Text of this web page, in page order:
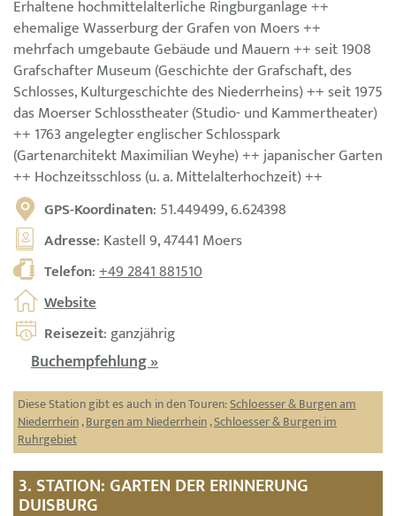
Erhaltene hochmittelalterliche Ringburganlage ++
ehemalige Wasserburg der Grafen von Moers ++
mehrfach umgebaute Gebäude und Mauern ++ seit 1908
Grafschafter Museum (Geschichte der Grafschaft, des
Schlosses, Kulturgeschichte des Niederrheins) ++ seit 1975
das Moerser Schlosstheater (Studio- und Kammertheater)
++ 1763 angelegter englischer Schlosspark
(Gartenarchitekt Maximilian Weyhe) ++ japanischer Garten
++ Hochzeitsschloss (u. a. Mittelalterhochzeit) ++
GPS-Koordinaten: 51.449499, 6.624398
Adresse: Kastell 9, 47441 Moers
Telefon:+49 2841 881510
Website
Reisezeit: ganzjährig
Buchempfehlung »
Diese Station gibt es auch in den Touren:Schloesser & Burgen am
Niederrhein,Burgen am Niederrhein,Schloesser & Burgen im
Ruhrgebiet
3. STATION: GARTEN DER ERINNERUNG
DUISBURG